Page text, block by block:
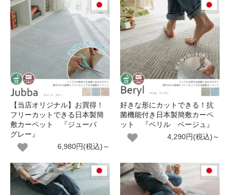
【当店オリジナル】お買得！
フリーカットできる日本製簡
敷カーペット 『ジューバ
グレー』
6,980円(税込)～
好きな形にカットできる！抗
菌機能付き日本製簡敷カーペ
ット 『ベリル ベージュ』
4,290円(税込)～